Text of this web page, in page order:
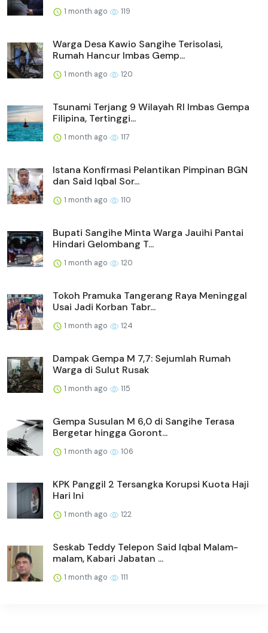
1 month ago 119
Warga Desa Kawio Sangihe Terisolasi,
Rumah Hancur Imbas Gemp...
1 month ago 120
Tsunami Terjang 9 Wilayah RI Imbas Gempa
Filipina, Tertinggi...
1 month ago 117
Istana Konfirmasi Pelantikan Pimpinan BGN
dan Said Iqbal Sor...
1 month ago 110
Bupati Sangihe Minta Warga Jauihi Pantai
Hindari Gelombang T...
1 month ago 120
Tokoh Pramuka Tangerang Raya Meninggal
Usai Jadi Korban Tabr...
1 month ago 124
Dampak Gempa M 7,7: Sejumlah Rumah
Warga di Sulut Rusak
1 month ago 115
Gempa Susulan M 6,0 di Sangihe Terasa
Bergetar hingga Goront...
1 month ago 106
KPK Panggil 2 Tersangka Korupsi Kuota Haji
Hari Ini
1 month ago 122
Seskab Teddy Telepon Said Iqbal Malam-
malam, Kabari Jabatan ...
1 month ago 111